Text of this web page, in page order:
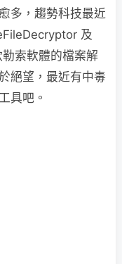
多，趨勢科技最近
及
索軟體的檔案解
絕望，最近有中毒
具吧。